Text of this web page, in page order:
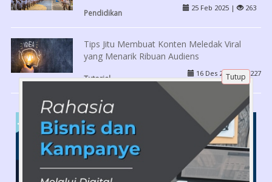
Pendidikan
25 Feb 2025 | 263
Tips Jitu Membuat Konten Meledak Viral
yang Menarik Ribuan Audiens
Tutorial
16 Des 2025 | 227
Tutup